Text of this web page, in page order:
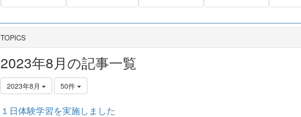
TOPICS
2023年8月の記事一覧
2023年8月 50件
１日体験学習を実施しました